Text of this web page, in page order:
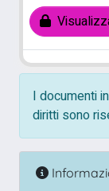
I documenti
diritti sono